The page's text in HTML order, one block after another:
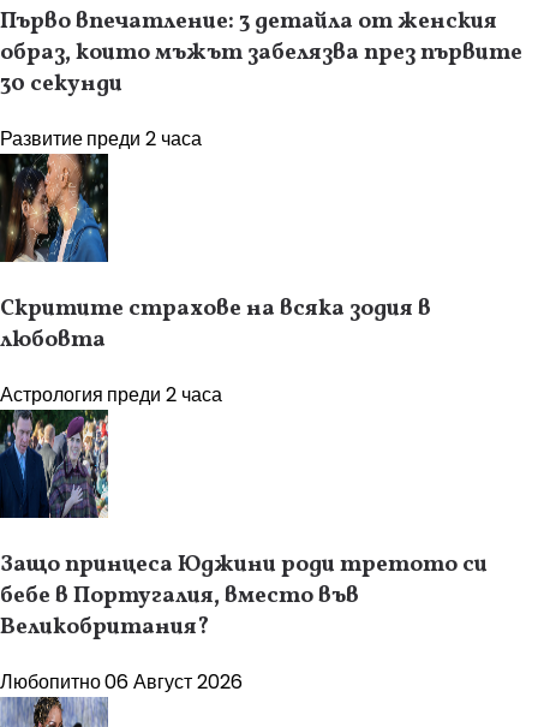
Първо впечатление: 3 детайла от женския
образ, които мъжът забелязва през първите
30 секунди
Развитиепреди 2 часа
Скритите страхове на всяка зодия в
любовта
Астрология преди 2 часа
Защо принцеса Юджини роди третото си
бебе в Португалия, вместо във
Великобритания?
Любопитно06 Август 2026